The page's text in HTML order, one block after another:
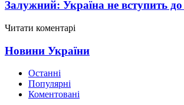
Залужний: Україна не вступить
Читати коментарі
Новини України
Останні
Популярні
Коментовані